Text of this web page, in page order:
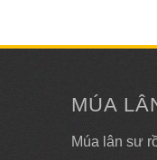
MÚA
Múa lân sư